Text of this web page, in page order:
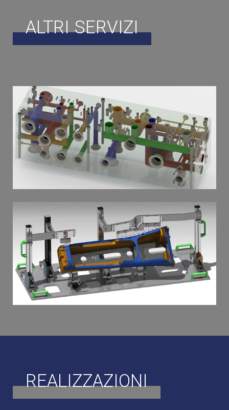
ALTRI SERVIZI
VIDEO
CAD
REALIZZAZIONI